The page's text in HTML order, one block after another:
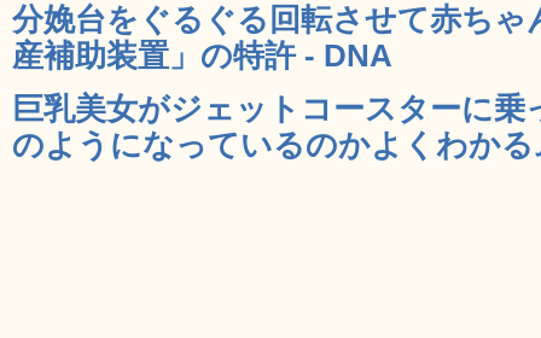
分娩台をぐるぐる回転させて赤ちゃ
産補助装置」の特許 - DNA
巨乳美女がジェットコースターに
のようになっているのかよくわか